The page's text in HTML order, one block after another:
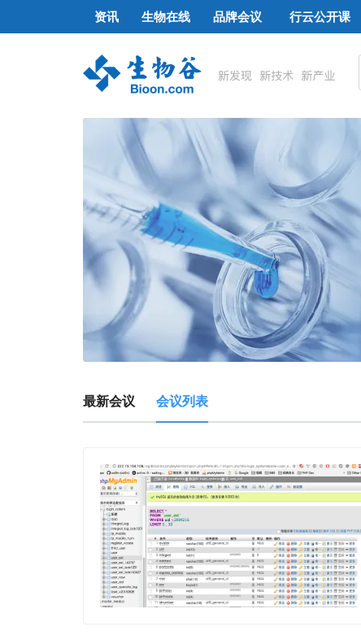
资讯 生物在线 品牌会议 行云公开课
最新会议 会议列表